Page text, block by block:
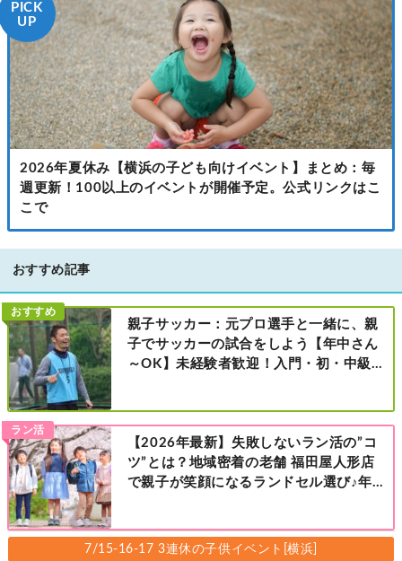
PICK
UP
2026年夏休み【横浜の子ども向けイベント】まとめ：毎
週更新！100以上のイベントが開催予定。公式リンクはこ
こで
おすすめ記事
おすすめ
親子サッカー：元プロ選手と一緒に、親
子でサッカーの試合をしよう【年中さん
～OK】未経験者歓迎！入門・初・中級の
ラン活
【2026年最新】失敗しないラン活の”コ
ツ”とは？地域密着の老舗 福田屋人形店
で親子が笑顔になるランドセル選び♪年
店・町田店・マルイファミリー溝口店］
7/15-16-17 3連休の子供イベント[横浜]